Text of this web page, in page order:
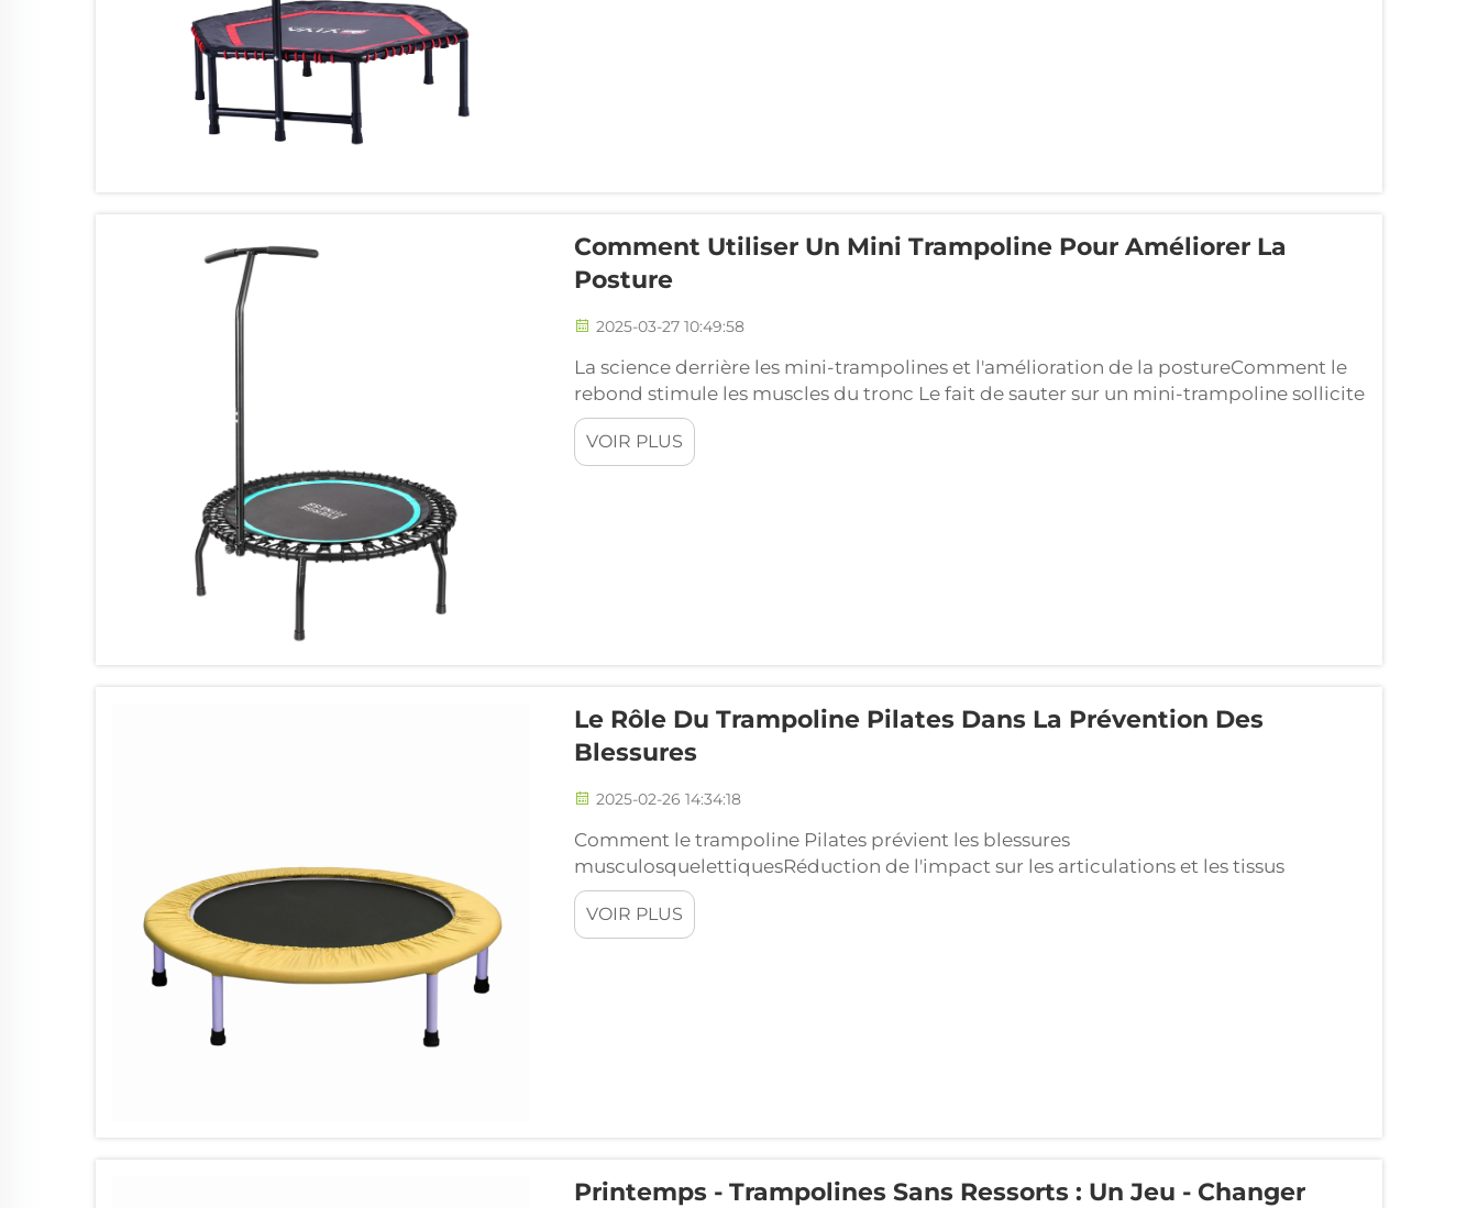
Comment Utiliser Un Mini Trampoline Pour Améliorer La
Posture
2025-03-27 10:49:58
La science derrière les mini-trampolines et l'amélioration de la postureComment le
rebond stimule les muscles du tronc Le fait de sauter sur un mini-trampoline sollicite
assez efficacement les muscles du tronc et aide les personnes à se tenir plus droites
globalement. Lorsqu'une personne saute sur l'un de ces trampolines...
VOIR PLUS
Le Rôle Du Trampoline Pilates Dans La Prévention Des
Blessures
2025-02-26 14:34:18
Comment le trampoline Pilates prévient les blessures
musculosquelettiquesRéduction de l'impact sur les articulations et les tissus
conjonctifs Les séances d'exercices sur trampoline Pilates offrent aux personnes une
manière de bouger sans imposer une trop grande pression sur leurs articulations. La
surface du trampoline absorbe en fait...
VOIR PLUS
Printemps - Trampolines Sans Ressorts : Un Jeu - Changer